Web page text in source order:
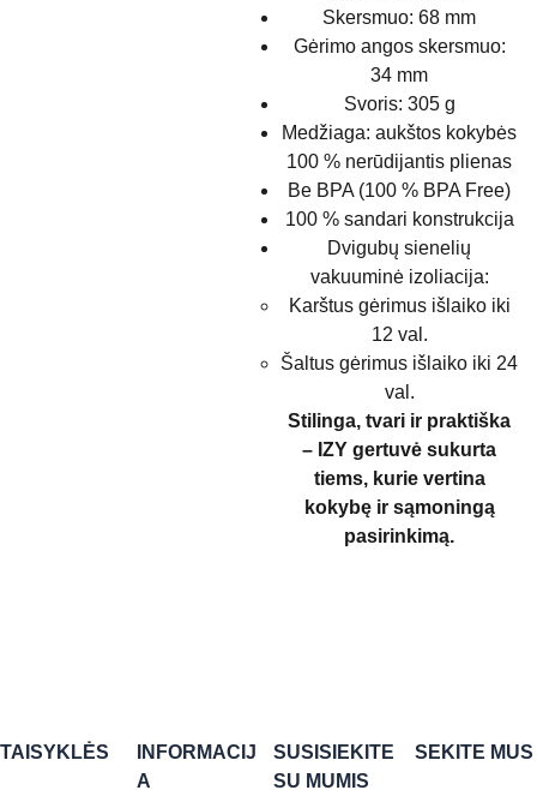
Skersmuo: 68 mm
Gėrimo angos skersmuo:
34 mm
Svoris: 305 g
Medžiaga: aukštos kokybės
100 % nerūdijantis plienas
Be BPA (100 % BPA Free)
100 % sandari konstrukcija
Dvigubų sienelių
vakuuminė izoliacija:
Karštus gėrimus išlaiko iki
12 val.
Šaltus gėrimus išlaiko iki 24
val.
Stilinga, tvari ir praktiška
– IZY gertuvė sukurta
tiems, kurie vertina
kokybę ir sąmoningą
pasirinkimą.
SUSISIEKITE
SU MUMIS
SEKITE MUS
INFORMACIJ
A
TAISYKLĖS